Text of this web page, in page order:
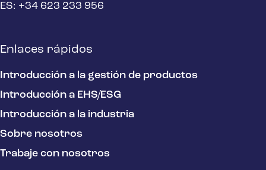
ES: +34 623 233 956
Enlaces rápidos
Introducción a la gestión de productos
Introducción a EHS/ESG
Introducción a la industria
Sobre nosotros
Trabaje con nosotros